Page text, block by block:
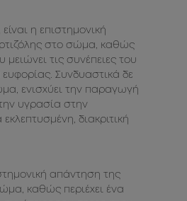
η επιστημονική
στο σώμα, καθώς
τις συνέπειες του
Συνδυαστικά δε
ενισχύει την παραγωγή
υγρασία στην
διακριτική
απάντηση της
καθώς περιέχει ένα